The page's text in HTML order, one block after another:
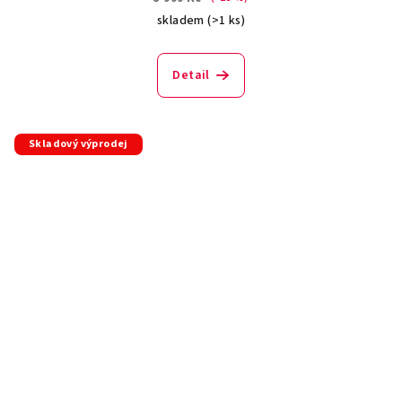
skladem(>1 ks)
Detail
Skladový výprodej